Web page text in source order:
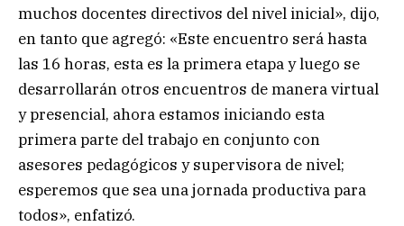
muchos docentes directivos del nivel inicial», dijo,
en tanto que agregó: «Este encuentro será hasta
las 16 horas, esta es la primera etapa y luego se
desarrollarán otros encuentros de manera virtual
y presencial, ahora estamos iniciando esta
primera parte del trabajo en conjunto con
asesores pedagógicos y supervisora de nivel;
esperemos que sea una jornada productiva para
todos», enfatizó.